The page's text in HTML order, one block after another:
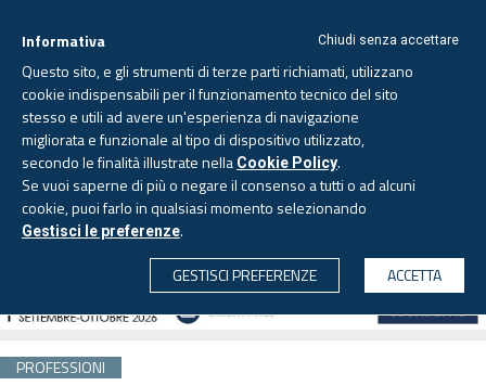
CERCA
Venerdì, 7 agosto 2026 - Aggiornato alle 6.00
PROFESSIONI
Chiudi senza accettare
Informativa
Questo sito, e gli strumenti di terze parti richiamati, utilizzano
cookie indispensabili per il funzionamento tecnico del sito
stesso e utili ad avere un'esperienza di navigazione
migliorata e funzionale al tipo di dispositivo utilizzato,
secondo le finalità illustrate nella Cookie Policy.
Se vuoi saperne di più o negare il consenso a tutti o ad alcuni
cookie, puoi farlo in qualsiasi momento selezionando
Gestisci le preferenze.
GESTISCI PREFERENZE
ACCETTA